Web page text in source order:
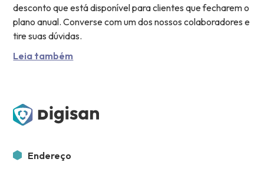
desconto que está disponível para clientes que fecharem o
plano anual. Converse com um dos nossos colaboradores e
tire suas dúvidas.
Leia também
Endereço